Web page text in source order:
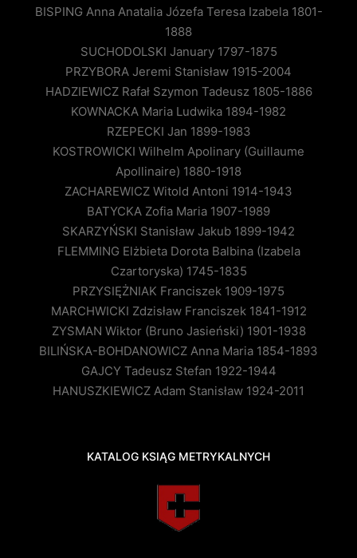
BISPING Anna Anatalia Józefa Teresa Izabela 1801-
1888
SUCHODOLSKI January 1797-1875
PRZYBORA Jeremi Stanisław 1915-2004
HADZIEWICZ Rafał Szymon Tadeusz 1805-1886
KOWNACKA Maria Ludwika 1894-1982
RZEPECKI Jan 1899-1983
KOSTROWICKI Wilhelm Apolinary (Guillaume
Apollinaire) 1880-1918
ZACHAREWICZ Witold Antoni 1914-1943
BATYCKA Zofia Maria 1907-1989
SKARZYŃSKI Stanisław Jakub 1899-1942
FLEMMING Elżbieta Dorota Balbina (Izabela
Czartoryska) 1745-1835
PRZYSIĘŻNIAK Franciszek 1909-1975
MARCHWICKI Zdzisław Franciszek 1841-1912
ZYSMAN Wiktor (Bruno Jasieński) 1901-1938
BILIŃSKA-BOHDANOWICZ Anna Maria 1854-1893
GAJCY Tadeusz Stefan 1922-1944
HANUSZKIEWICZ Adam Stanisław 1924-2011
KATALOG KSIĄG METRYKALNYCH